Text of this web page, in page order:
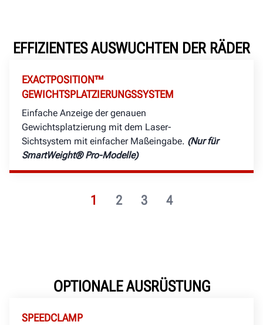
EFFIZIENTES AUSWUCHTEN DER RÄDER
1 2 3 4
EXACTPOSITION™
GEWICHTSPLATZIERUNGSSYSTEM
Einfache Anzeige der genauen
Gewichtsplatzierung mit dem Laser-
Sichtsystem mit einfacher Maßeingabe. (Nur für
SmartWeight® Pro-Modelle)
OPTIONALE AUSRÜSTUNG
SPEEDCLAMP